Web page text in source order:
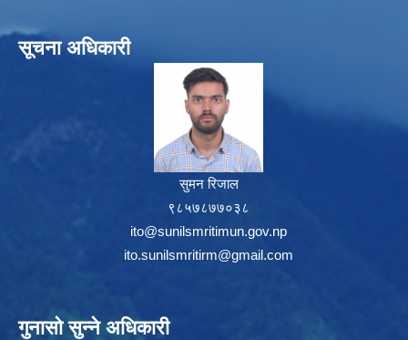
सूचना अधिकारी
सुमन रिजाल
९८५७८७७०३८
ito@sunilsmritimun.gov.np
ito.sunilsmritirm@gmail.com
गुनासो सुन्ने अधिकारी